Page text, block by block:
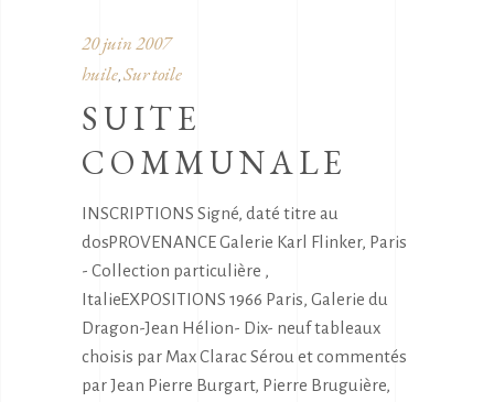
20 juin 2007
huile Sur toile
SUITE
COMMUNALE
INSCRIPTIONS Signé, daté titre au
dosPROVENANCE Galerie Karl Flinker, Paris
- Collection particulière ,
ItalieEXPOSITIONS 1966 Paris, Galerie du
Dragon-Jean Hélion- Dix- neuf tableaux
choisis par Max Clarac Sérou et commentés
par Jean Pierre Burgart, Pierre Bruguière,